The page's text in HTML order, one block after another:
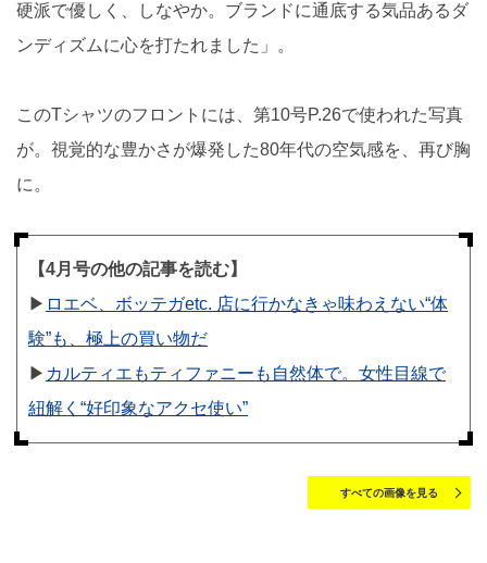
硬派で優しく、しなやか。ブランドに通底する気品あるダ
ンディズムに心を打たれました」。
このTシャツのフロントには、第10号P.26で使われた写真
が。視覚的な豊かさが爆発した80年代の空気感を、再び胸
に。
【4月号の他の記事を読む】
▶︎ ロエベ、ボッテガetc. 店に行かなきゃ味わえない“体
験”も、極上の買い物だ
▶︎ カルティエもティファニーも自然体で。女性目線で
紐解く“好印象なアクセ使い”
すべての画像を見る